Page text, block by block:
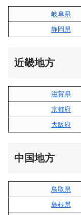
岐阜県
静岡県
近畿地方
滋賀県
京都府
大阪府
中国地方
鳥取県
島根県